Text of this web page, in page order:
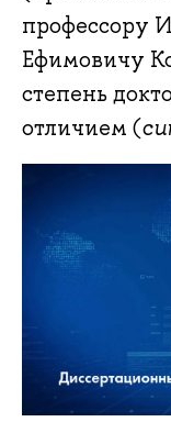
Ефимовичу
степень
отличием (